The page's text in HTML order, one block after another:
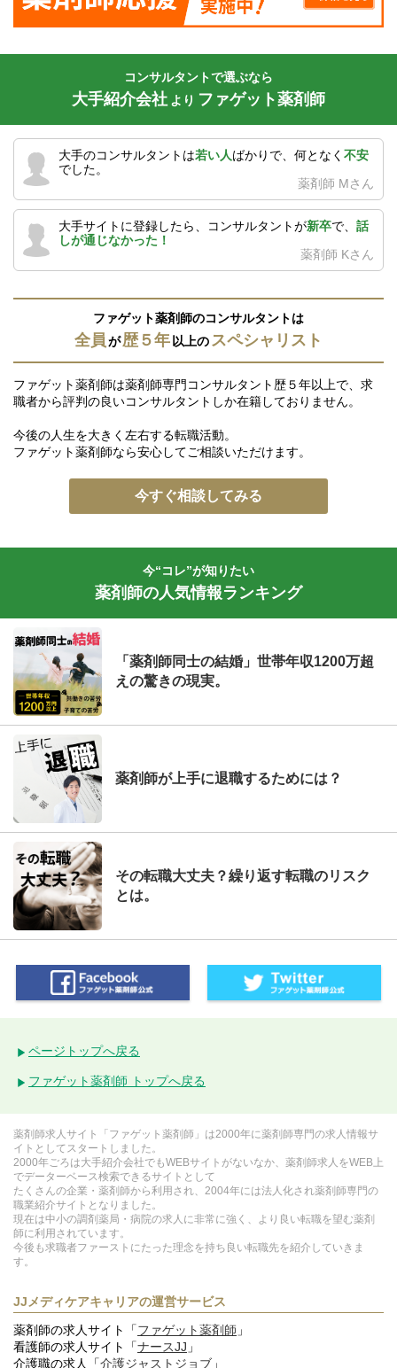
コンサルタントで選ぶなら
大手紹介会社 より ファゲット薬剤師
大手のコンサルタントは若い人ばかりで、何となく 不安
でした。
薬剤師 Mさん
大手サイトに登録したら、コンサルタントが新卒で、 話
しが通じなかった！
薬剤師 Kさん
ファゲット薬剤師のコンサルタントは
全員が歴５年 以上の スペシャリスト
ファゲット薬剤師は薬剤師専門コンサルタント歴５年以上で、求
職者から評判の良いコンサルタントしか在籍しておりません。
今後の人生を大きく左右する転職活動。
ファゲット薬剤師なら安心してご相談いただけます。
今すぐ相談してみる
今“コレ”が知りたい
薬剤師の人気情報ランキング
「薬剤師同士の結婚」世帯年収1200万超
えの驚きの現実。
薬剤師が上手に退職するためには？
その転職大丈夫？繰り返す転職のリスク
とは。
ページトップへ戻る
ファゲット薬剤師 トップへ戻る
薬剤師求人サイト「ファゲット薬剤師」は2000年に薬剤師専門の求人情報サ
イトとしてスタートしました。
2000年ごろは大手紹介会社でもWEBサイトがないなか、薬剤師求人をWEB上
でデーターベース検索できるサイトとして
たくさんの企業・薬剤師から利用され、2004年には法人化され薬剤師専門の
職業紹介サイトとなりました。
現在は中小の調剤薬局・病院の求人に非常に強く、より良い転職を望む薬剤
師に利用されています。
今後も求職者ファーストにたった理念を持ち良い転職先を紹介していきま
す。
JJメディケアキャリアの運営サービス
薬剤師の求人サイト「ファゲット薬剤師 」
看護師の求人サイト「ナースJJ 」
介護職の求人「介護ジャストジョブ 」